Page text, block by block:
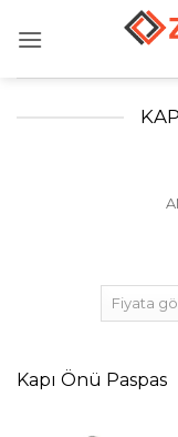
atla
Kapı Önü Paspas